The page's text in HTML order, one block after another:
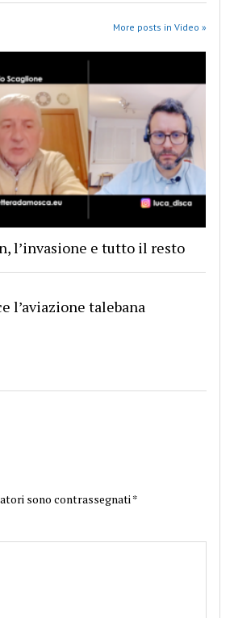
More posts in Video »
l’invasione e tutto il resto
l’aviazione talebana
sono contrassegnati*